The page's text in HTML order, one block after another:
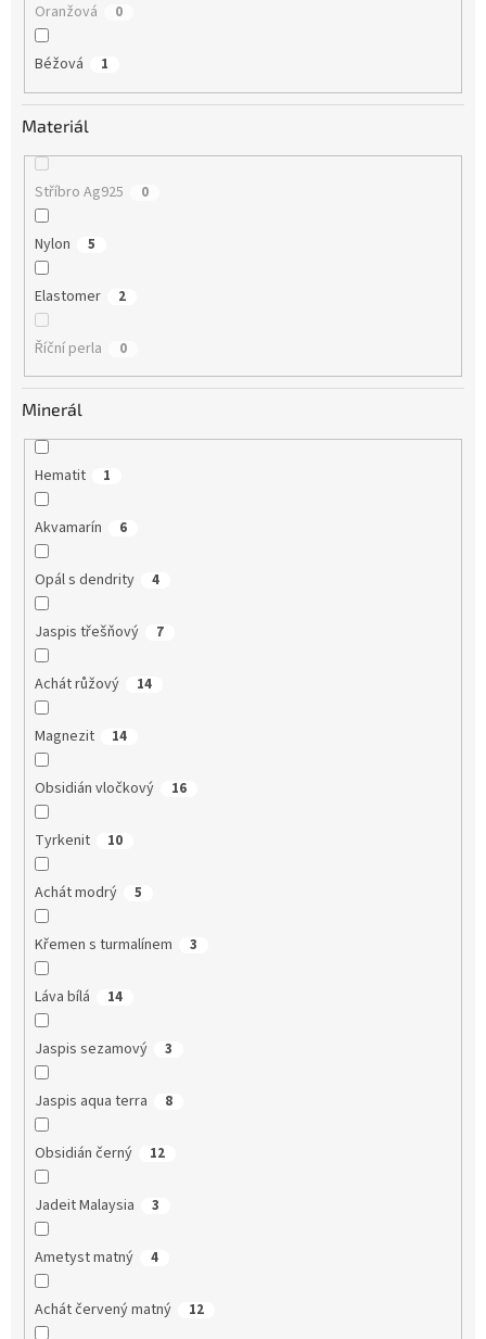
Oranžová 0
Béžová 1
Materiál
Stříbro Ag925 0
Nylon 5
Elastomer 2
Říční perla 0
Minerál
Hematit 1
Akvamarín 6
Opál s dendrity 4
Jaspis třešňový 7
Achát růžový 14
Magnezit 14
Obsidián vločkový 16
Tyrkenit 10
Achát modrý 5
Křemen s turmalínem 3
Láva bílá 14
Jaspis sezamový 3
Jaspis aqua terra 8
Obsidián černý 12
Jadeit Malaysia 3
Ametyst matný 4
Achát červený matný 12